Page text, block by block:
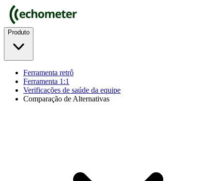
Produto
Ferramenta retrô
Ferramenta 1:1
Verificações de saúde da equipe
Comparação de Alternativas